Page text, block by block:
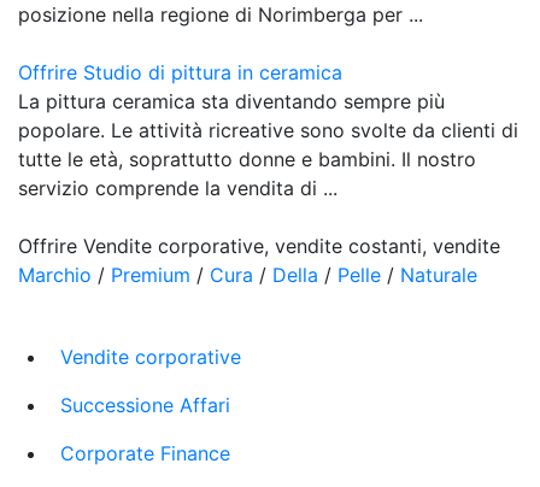
posizione nella regione di Norimberga per ...
Offrire Studio di pittura in ceramica
La pittura ceramica sta diventando sempre più
popolare. Le attività ricreative sono svolte da clienti di
tutte le età, soprattutto donne e bambini. Il nostro
servizio comprende la vendita di ...
Offrire Vendite corporative, vendite costanti, vendite
Marchio / Premium / Cura / Della / Pelle / Naturale
Vendite corporative
Successione Affari
Corporate Finance